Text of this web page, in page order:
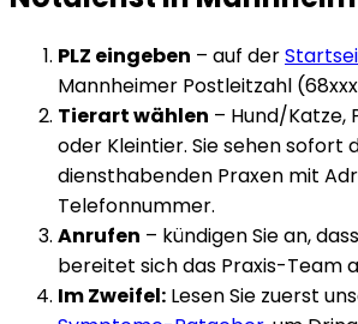
PLZ eingeben – auf der
Mannheimer Postleitzahl (68xxx
Tierart wählen – Hund/Katze,
oder Kleintier. Sie sehen sofort
diensthabenden Praxen mit
Telefonnummer.
Anrufen – kündigen Sie an,
bereitet sich das Praxis-Team
Im Zweifel: Lesen Sie zuerst